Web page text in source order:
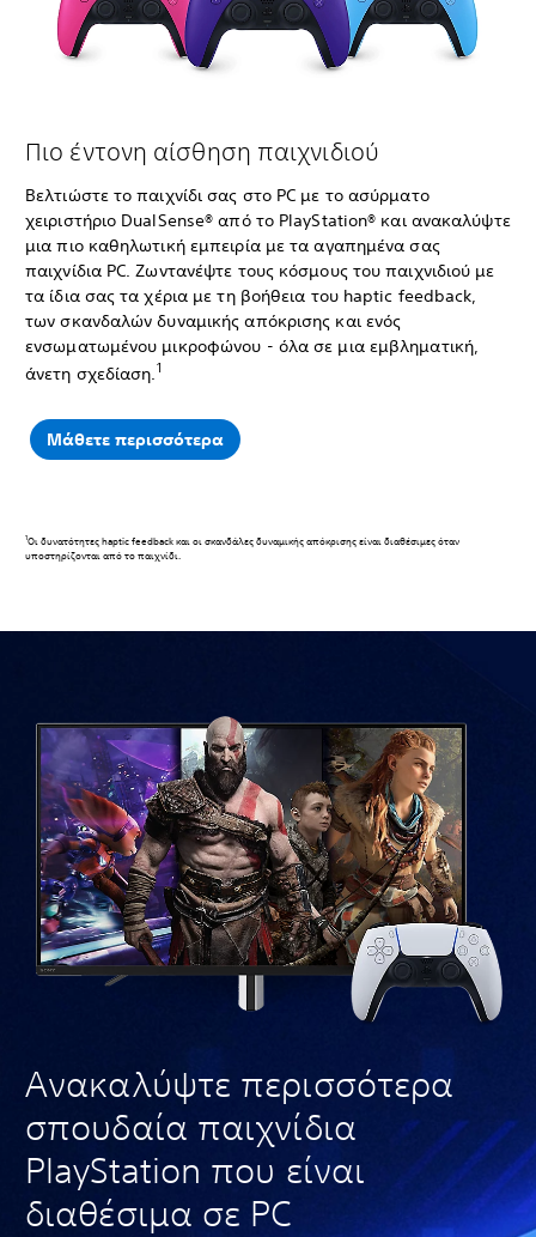
Πιο έντονη αίσθηση παιχνιδιού
Βελτιώστε το παιχνίδι σας στο PC με το ασύρματο
χειριστήριο DualSense® από το PlayStation® και ανακαλύψτε
μια πιο καθηλωτική εμπειρία με τα αγαπημένα σας
παιχνίδια PC. Ζωντανέψτε τους κόσμους του παιχνιδιού με
τα ίδια σας τα χέρια με τη βοήθεια του haptic feedback,
των σκανδαλών δυναμικής απόκρισης και ενός
ενσωματωμένου μικροφώνου - όλα σε μια εμβληματική,
άνετη σχεδίαση.1
Μάθετε περισσότερα
1Οι δυνατότητες haptic feedback και οι σκανδάλες δυναμικής απόκρισης είναι διαθέσιμες όταν
υποστηρίζονται από το παιχνίδι.
Ανακαλύψτε περισσότερα
σπουδαία παιχνίδια
PlayStation που είναι
διαθέσιμα σε PC